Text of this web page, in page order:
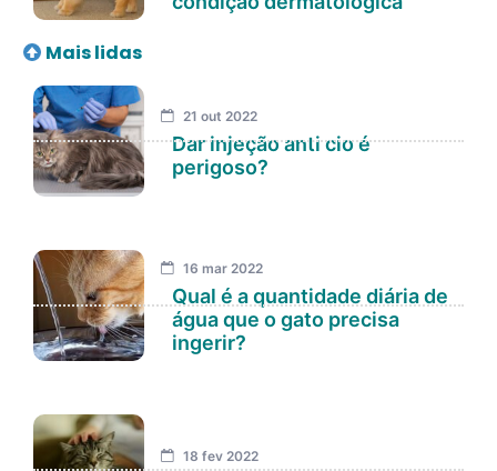
Mais lidas
21 out 2022
Dar injeção anti cio é
perigoso?
16 mar 2022
Qual é a quantidade diária de
água que o gato precisa
ingerir?
18 fev 2022